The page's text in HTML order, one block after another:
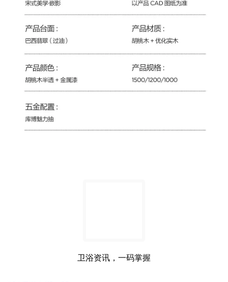
卫浴资讯，一码掌握